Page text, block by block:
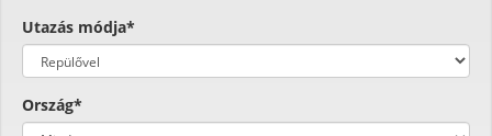
Utazás módja*
Ország*